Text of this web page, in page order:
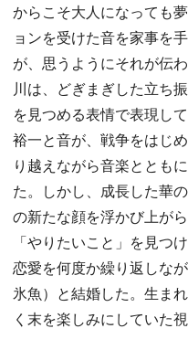
からこそ大人になっても
ョンを受けた音を家事を
が、思うようにそれが伝
川は、どぎまぎした立ち
を見つめる表情で表現し
裕一と音が、戦争をはじ
り越えながら音楽ととも
た。しかし、成長した華
の新たな顔を浮かび上が
「やりたいこと」を見つ
恋愛を何度か繰り返しな
氷魚）と結婚した。生ま
く末を楽しみにしていた